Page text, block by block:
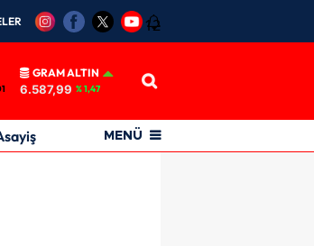
12
GRAM ALTIN
6.587,99 % 1,47
MENÜ